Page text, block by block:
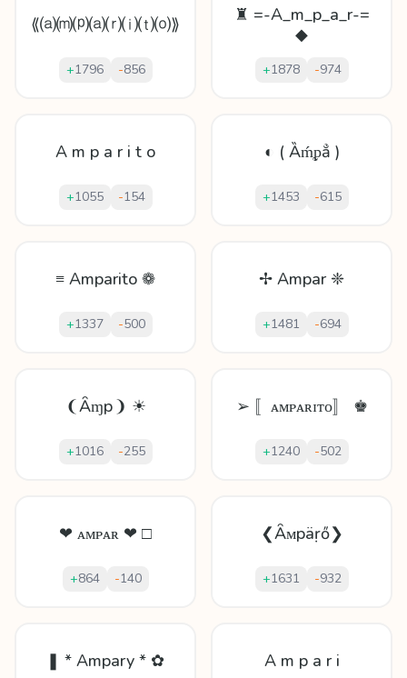
⟪⒜⒨⒫⒜⒭⒤⒯⒪⟫
+1796 -856
♜ =-A_m_p_a_r-=
◆
+1878 -974
A m p a r i t o
+1055 -154
◐ ( Ȁḿᵱẳ )
+1453 -615
≡ Amparito ❁
+1337 -500
✢ Ampar ❈
+1481 -694
❨Ȃɱр❩ ☀
+1016 -255
➢ 〚ᴀᴍᴘᴀʀɪᴛᴏ〛 ♚
+1240 -502
❤ ᴀᴍᴘᴀʀ ❤ □
+864 -140
❮Ȃᴍpäṛő❯
+1631 -932
❚ * Ampary * ✿ A m p a r i